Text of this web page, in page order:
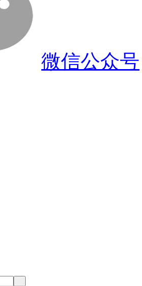
微信公众号